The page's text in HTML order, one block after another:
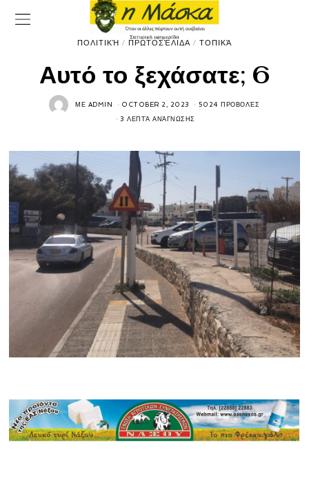
ΠΟΛΙΤΙΚΉ / ΠΡΩΤΟΣΈΛΙΔΑ / ΤΟΠΙΚΆ
Αυτό το ξεχάσατε; 6
ΜΕ ADMIN OCTOBER 2, 2023 5024 ΠΡΟΒΟΛΈΣ
3 ΛΕΠΤΆ ΑΝΆΓΝΩΣΗΣ